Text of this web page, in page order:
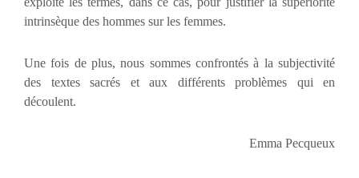
intrinsèque des hommes sur les femmes.
Une fois de plus, nous sommes confrontés à la subjectivité
des textes sacrés et aux différents problèmes qui en
découlent.
Emma Pecqueux